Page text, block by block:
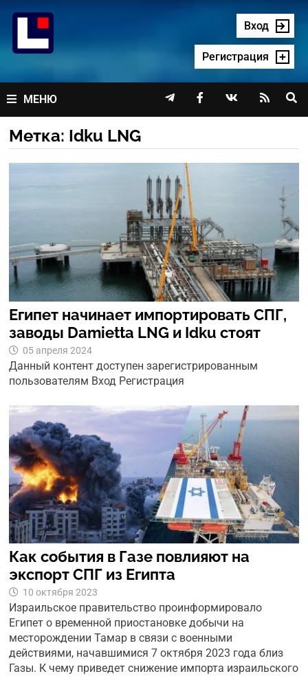
содержимому
Вход
Регистрация
МЕНЮ    
Метка: Idku LNG
Египет начинает импортировать СПГ,
заводы Damietta LNG и Idku стоят
05 апреля 2024
Данный контент доступен зарегистрированным
пользователям Вход Регистрация
Как события в Газе повлияют на
экспорт СПГ из Египта
10 октября 2023
Израильское правительство проинформировало
Египет о временной приостановке добычи на
месторождении Тамар в связи с военными
действиями, начавшимися 7 октября 2023 года близ
Газы. К чему приведет снижение импорта израильского